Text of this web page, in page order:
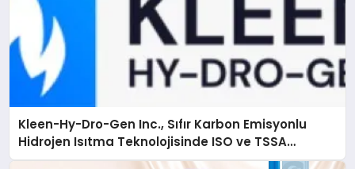
Kleen-Hy-Dro-Gen Inc., Sıfır Karbon Emisyonlu
Hidrojen Isıtma Teknolojisinde ISO ve TSSA
Düzenleyici Onaylarını Aldı